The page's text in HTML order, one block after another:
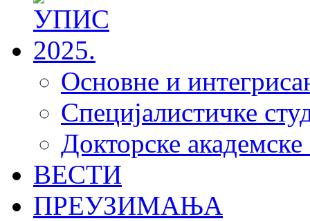
Основне и
Специјалистичке
Докторске академске
ВЕСТИ
ПРЕУЗИМАЊА